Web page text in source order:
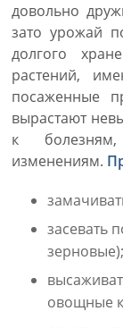
довольно
зато урожай
долгого
растений,
посаженные
вырастают
к
изменениям.
засевать
зерновые);
овощные